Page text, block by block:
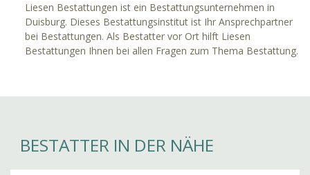
Liesen Bestattungen ist ein Bestattungsunternehmen in
Duisburg. Dieses Bestattungsinstitut ist Ihr Ansprechpartner
bei Bestattungen. Als Bestatter vor Ort hilft Liesen
Bestattungen Ihnen bei allen Fragen zum Thema Bestattung.
BESTATTER IN DER NÄHE